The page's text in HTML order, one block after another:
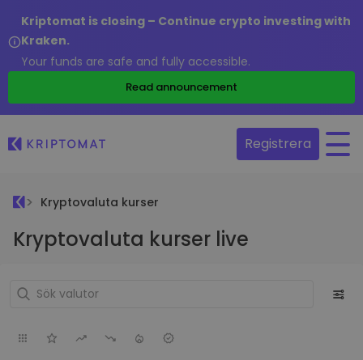
Kriptomat is closing – Continue crypto investing with
Kraken.
Your funds are safe and fully accessible.
Read announcement
Registrera
Kryptovaluta kurser
Kryptovaluta kurser live